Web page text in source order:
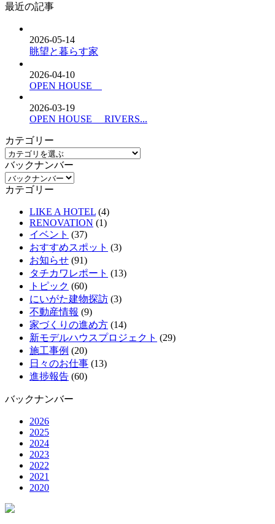
最近の記事
2026-05-14
眺望と暮らす家
2026-04-10
OPEN HOUSE
2026-03-19
OPEN HOUSE RIVERS...
カテゴリー
バックナンバー
カテゴリー
LIKE A HOTEL (4)
RENOVATION (1)
イベント (37)
おすすめスポット (3)
お知らせ (91)
タチカワレポート (13)
トピック (60)
にいがた建物探訪 (3)
不動産情報 (9)
家づくりの進め方 (14)
新モデルハウスプロジェクト (29)
施工事例 (20)
日々のお仕事 (13)
進捗報告 (60)
バックナンバー
2026
2025
2024
2023
2022
2021
2020